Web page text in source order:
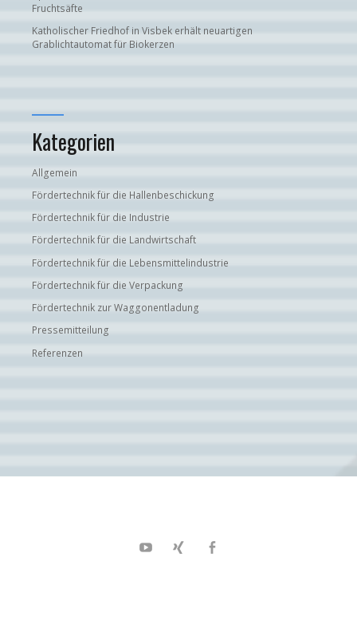
Fruchtsäfte
Katholischer Friedhof in Visbek erhält neuartigen
Grablichtautomat für Biokerzen
Kategorien
Allgemein
Fördertechnik für die Hallenbeschickung
Fördertechnik für die Industrie
Fördertechnik für die Landwirtschaft
Fördertechnik für die Lebensmittelindustrie
Fördertechnik für die Verpackung
Fördertechnik zur Waggonentladung
Pressemitteilung
Referenzen
YoutubeXING